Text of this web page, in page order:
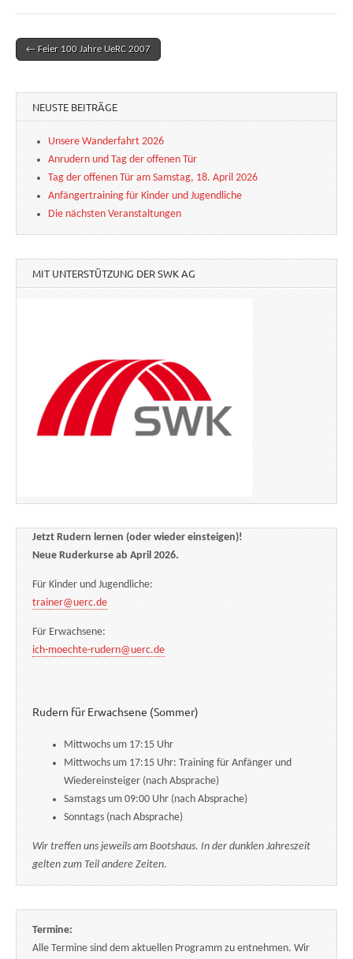
Post navigation
← Feier 100 Jahre UeRC 2007
NEUSTE BEITRÄGE
Unsere Wanderfahrt 2026
Anrudern und Tag der offenen Tür
Tag der offenen Tür am Samstag, 18. April 2026
Anfängertraining für Kinder und Jugendliche
Die nächsten Veranstaltungen
MIT UNTERSTÜTZUNG DER SWK AG
Jetzt Rudern lernen (oder wieder einsteigen)!
Neue Ruderkurse ab April 2026.
Für Kinder und Jugendliche:
trainer@uerc.de
Für Erwachsene:
ich-moechte-rudern@uerc.de
Rudern für Erwachsene (Sommer)
Mittwochs um 17:15 Uhr
Mittwochs um 17:15 Uhr: Training für Anfänger und
Wiedereinsteiger (nach Absprache)
Samstags um 09:00 Uhr (nach Absprache)
Sonntags (nach Absprache)
Wir treffen uns jeweils am Bootshaus. In der dunklen Jahreszeit
gelten zum Teil andere Zeiten.
Termine:
Alle Termine sind dem aktuellen Programm zu entnehmen. Wir